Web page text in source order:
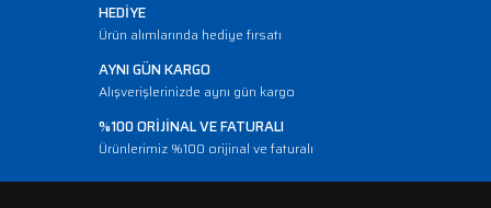
HEDİYE
Ürün alımlarında hediye fırsatı
AYNI GÜN KARGO
Alışverişlerinizde aynı gün kargo
%100 ORİJİNAL VE FATURALI
Ürünlerimiz %100 orijinal ve faturalı